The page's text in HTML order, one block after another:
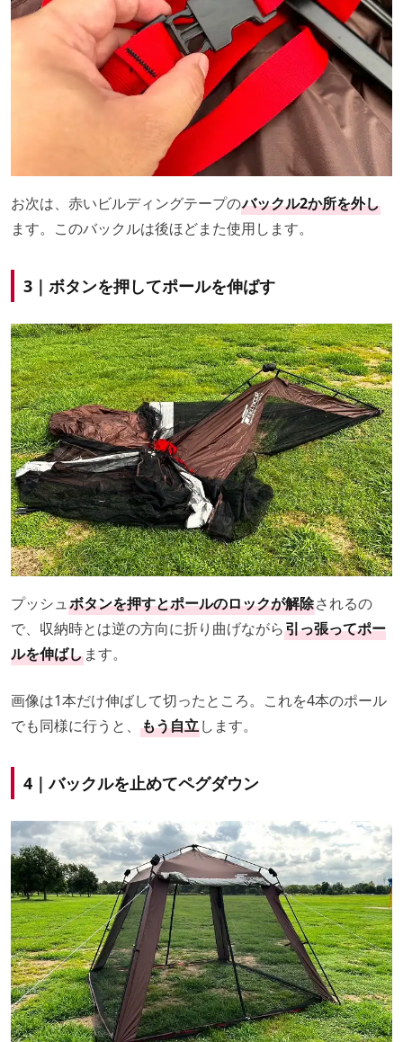
お次は、赤いビルディングテープのバックル2か所を外し
ます。このバックルは後ほどまた使用します。
3｜ボタンを押してポールを伸ばす
プッシュボタンを押すとポールのロックが解除されるの
で、収納時とは逆の方向に折り曲げながら引っ張ってポー
ルを伸ばします。
画像は1本だけ伸ばして切ったところ。これを4本のポール
でも同様に行うと、 もう自立します。
4｜バックルを止めてペグダウン